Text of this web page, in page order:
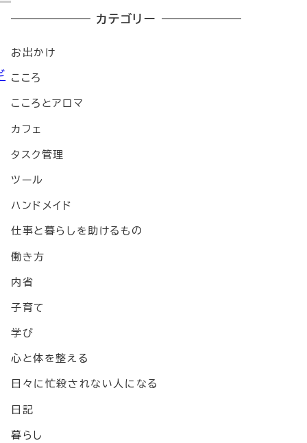
カテゴリー
お出かけ
こころ
こころとアロマ
カフェ
タスク管理
ツール
ハンドメイド
仕事と暮らしを助けるもの
働き方
内省
子育て
学び
心と体を整える
日々に忙殺されない人になる
日記
暮らし